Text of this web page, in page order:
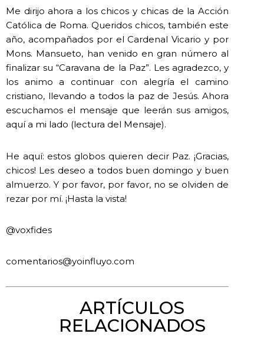
Me dirijo ahora a los chicos y chicas de la Acción
Católica de Roma. Queridos chicos, también este
año, acompañados por el Cardenal Vicario y por
Mons. Mansueto, han venido en gran número al
finalizar su “Caravana de la Paz”. Les agradezco, y
los animo a continuar con alegría el camino
cristiano, llevando a todos la paz de Jesús. Ahora
escuchamos el mensaje que leerán sus amigos,
aquí a mi lado (lectura del Mensaje).
He aquí: estos globos quieren decir Paz. ¡Gracias,
chicos! Les deseo a todos buen domingo y buen
almuerzo. Y por favor, por favor, no se olviden de
rezar por mí. ¡Hasta la vista!
@voxfides
comentarios@yoinfluyo.com
ARTÍCULOS
RELACIONADOS